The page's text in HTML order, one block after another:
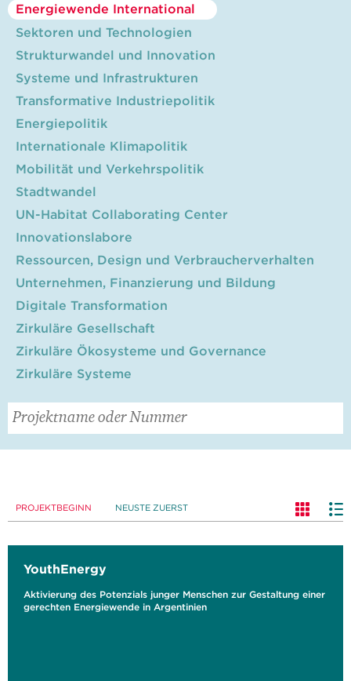
Energiewende International
Sektoren und Technologien
Strukturwandel und Innovation
Systeme und Infrastrukturen
Transformative Industriepolitik
Energiepolitik
Internationale Klimapolitik
Mobilität und Verkehrspolitik
Stadtwandel
UN-Habitat Collaborating Center
Innovationslabore
Ressourcen, Design und Verbraucherverhalten
Unternehmen, Finanzierung und Bildung
Digitale Transformation
Zirkuläre Gesellschaft
Zirkuläre Ökosysteme und Governance
Zirkuläre Systeme
PROJEKTBEGINN NEUSTE ZUERST
YouthEnergy
Aktivierung des Potenzials junger Menschen zur Gestaltung einer
gerechten Energiewende in Argentinien